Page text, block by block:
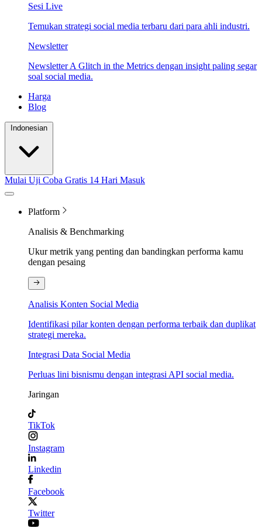
Sesi Live
Temukan strategi social media terbaru dari para ahli industri.
Newsletter
Newsletter A Glitch in the Metrics dengan insight paling segar
soal social media.
Harga
Blog
Mulai Uji Coba Gratis 14 Hari Masuk
Platform
Analisis & Benchmarking
Ukur metrik yang penting dan bandingkan performa kamu
dengan pesaing
Analisis Konten Social Media
Identifikasi pilar konten dengan performa terbaik dan duplikat
strategi mereka.
Integrasi Data Social Media
Perluas lini bisnismu dengan integrasi API social media.
Jaringan
TikTok
Instagram
Linkedin
Facebook
Twitter